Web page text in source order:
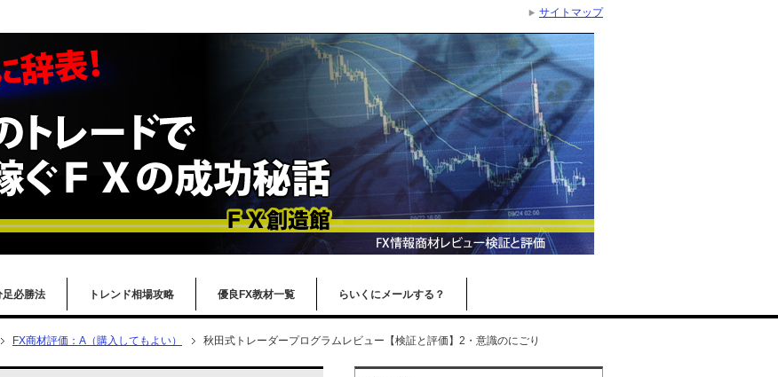
足必勝法 トレンド相場攻略 優良FX教材一覧 らいくにメールする？
FX商材評価：A（購入してもよい） 秋田式トレーダープログラムレビュー【検証と評価】2・意識のにごり
サイトマップ